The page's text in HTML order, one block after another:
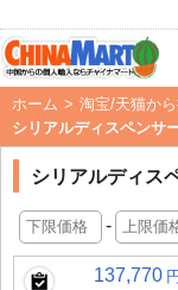
ホーム > 淘宝/天猫か
シリアルディスペンサ
シリアルディス
-
137,770 円